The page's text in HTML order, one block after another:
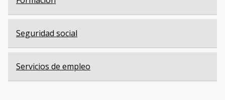
Seguridad social
Servicios de empleo